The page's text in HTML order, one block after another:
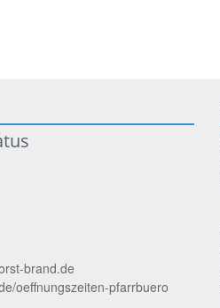
brand.de
oeffnungszeiten-pfarrbuero